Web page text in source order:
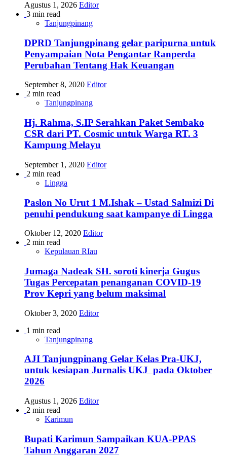
Agustus 1, 2026 Editor
3 min read
Tanjungpinang
DPRD Tanjungpinang gelar paripurna untuk
Penyampaian Nota Pengantar Ranperda
Perubahan Tentang Hak Keuangan
September 8, 2020 Editor
2 min read
Tanjungpinang
Hj. Rahma, S.IP Serahkan Paket Sembako
CSR dari PT. Cosmic untuk Warga RT. 3
Kampung Melayu
September 1, 2020 Editor
2 min read
Lingga
Paslon No Urut 1 M.Ishak – Ustad Salmizi Di
penuhi pendukung saat kampanye di Lingga
Oktober 12, 2020 Editor
2 min read
Kepulauan RIau
Jumaga Nadeak SH. soroti kinerja Gugus
Tugas Percepatan penanganan COVID-19
Prov Kepri yang belum maksimal
Oktober 3, 2020 Editor
1 min read
Tanjungpinang
AJI Tanjungpinang Gelar Kelas Pra-UKJ,
untuk kesiapan Jurnalis UKJ pada Oktober
2026
Agustus 1, 2026 Editor
2 min read
Karimun
Bupati Karimun Sampaikan KUA-PPAS
Tahun Anggaran 2027